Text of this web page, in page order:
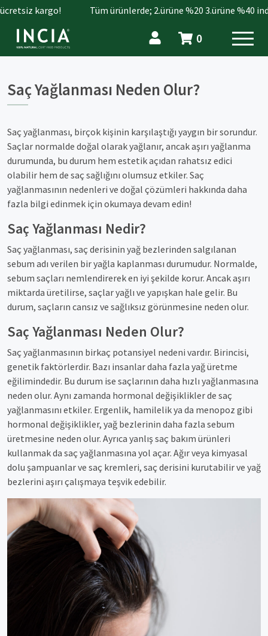
kargo! Tüm ürünlerde; 2.ürüne %20 3.ürüne %40
0
Saç Yağlanması Neden Olur?
Saç yağlanması, birçok kişinin karşılaştığı yaygın bir sorundur.
Saçlar normalde doğal olarak yağlanır, ancak aşırı yağlanma
durumunda, bu durum hem estetik açıdan rahatsız edici
olabilir hem de saç sağlığını olumsuz etkiler. Saç
yağlanmasının nedenleri ve doğal çözümleri hakkında daha
fazla bilgi edinmek için okumaya devam edin!
Saç Yağlanması Nedir?
Saç yağlanması, saç derisinin yağ bezlerinden salgılanan
sebum adı verilen bir yağla kaplanması durumudur. Normalde,
sebum saçları nemlendirerek en iyi şekilde korur. Ancak aşırı
miktarda üretilirse, saçlar yağlı ve yapışkan hale gelir. Bu
durum, saçların cansız ve sağlıksız görünmesine neden olur.
Saç Yağlanması Neden Olur?
Saç yağlanmasının birkaç potansiyel nedeni vardır. Birincisi,
genetik faktörlerdir. Bazı insanlar daha fazla yağ üretme
eğilimindedir. Bu durum ise saçlarının daha hızlı yağlanmasına
neden olur. Aynı zamanda hormonal değişiklikler de saç
yağlanmasını etkiler. Ergenlik, hamilelik ya da menopoz gibi
hormonal değişiklikler, yağ bezlerinin daha fazla sebum
üretmesine neden olur. Ayrıca yanlış saç bakım ürünleri
kullanmak da saç yağlanmasına yol açar. Ağır veya kimyasal
dolu şampuanlar ve saç kremleri, saç derisini kurutabilir ve yağ
bezlerini aşırı çalışmaya teşvik edebilir.